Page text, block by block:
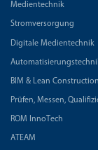
Medientechnik
Stromversorgung
Digitale Medientechnik
BIM & Lean Construction
Prüfen, Messen,
ROM InnoTech
ATEAM